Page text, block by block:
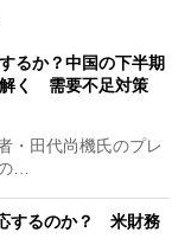
るか？中国の下半期
く 需要不足対策
・田代尚機氏のプレ
…
するのか？ 米財務